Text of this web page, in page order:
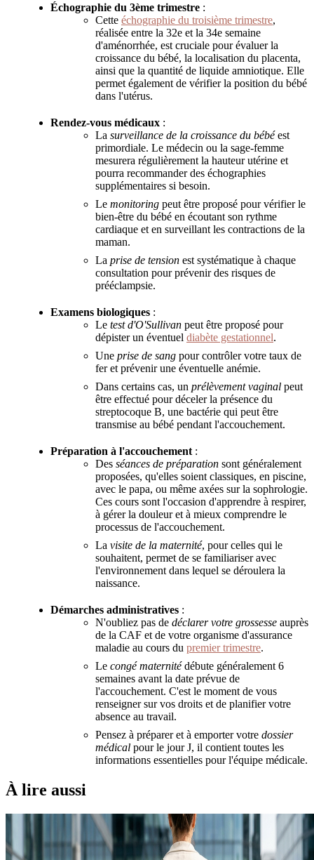
Échographie du 3ème trimestre :
Cette échographie du troisième trimestre,
réalisée entre la 32e et la 34e semaine
d'aménorrhée, est cruciale pour évaluer la
croissance du bébé, la localisation du placenta,
ainsi que la quantité de liquide amniotique. Elle
permet également de vérifier la position du bébé
dans l'utérus.
Rendez-vous médicaux :
La surveillance de la croissance du bébéest
primordiale. Le médecin ou la sage-femme
mesurera régulièrement la hauteur utérine et
pourra recommander des échographies
supplémentaires si besoin.
Le monitoring peut être proposé pour vérifier le
bien-être du bébé en écoutant son rythme
cardiaque et en surveillant les contractions de la
maman.
La prise de tension est systématique à chaque
consultation pour prévenir des risques de
prééclampsie.
Examens biologiques :
Le test d'O'Sullivan peut être proposé pour
dépister un éventuel diabète gestationnel.
Une prise de sang pour contrôler votre taux de
fer et prévenir une éventuelle anémie.
Dans certains cas, un prélèvement vaginal peut
être effectué pour déceler la présence du
streptocoque B, une bactérie qui peut être
transmise au bébé pendant l'accouchement.
Préparation à l'accouchement :
Des séances de préparation sont généralement
proposées, qu'elles soient classiques, en piscine,
avec le papa, ou même axées sur la sophrologie.
Ces cours sont l'occasion d'apprendre à respirer,
à gérer la douleur et à mieux comprendre le
processus de l'accouchement.
La visite de la maternité, pour celles qui le
souhaitent, permet de se familiariser avec
l'environnement dans lequel se déroulera la
naissance.
Démarches administratives :
N'oubliez pas de déclarer votre grossesse auprès
de la CAF et de votre organisme d'assurance
maladie au cours du premier trimestre.
Le congé maternitédébute généralement 6
semaines avant la date prévue de
l'accouchement. C'est le moment de vous
renseigner sur vos droits et de planifier votre
absence au travail.
Pensez à préparer et à emporter votre dossier
médical pour le jour J, il contient toutes les
informations essentielles pour l'équipe médicale.
À lire aussi